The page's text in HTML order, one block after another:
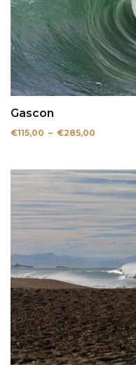
Gascon
€115,00 – €285,00
à
€285,00